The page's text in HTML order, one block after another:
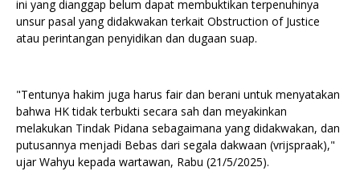
ini yang dianggap belum dapat membuktikan terpenuhinya
unsur pasal yang didakwakan terkait Obstruction of Justice
atau perintangan penyidikan dan dugaan suap.
"Tentunya hakim juga harus fair dan berani untuk menyatakan
bahwa HK tidak terbukti secara sah dan meyakinkan
melakukan Tindak Pidana sebagaimana yang didakwakan, dan
putusannya menjadi Bebas dari segala dakwaan (vrijspraak),"
ujar Wahyu kepada wartawan, Rabu (21/5/2025).